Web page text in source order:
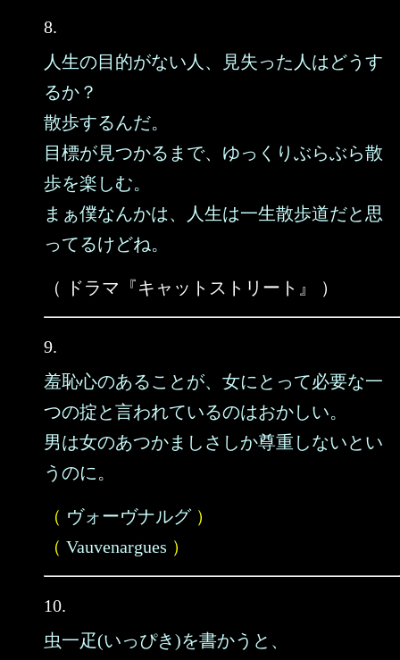
8.
人生の目的がない人、見失った人はどうす
るか？
散歩するんだ。
目標が見つかるまで、ゆっくりぶらぶら散
歩を楽しむ。
まぁ僕なんかは、人生は一生散歩道だと思
ってるけどね。
（ ドラマ『キャットストリート』 ）
9.
羞恥心のあることが、女にとって必要な一
つの掟と言われているのはおかしい。
男は女のあつかましさしか尊重しないとい
うのに。
（ ヴォーヴナルグ）
（ Vauvenargues ）
10.
虫一疋(いっぴき)を書かうと、